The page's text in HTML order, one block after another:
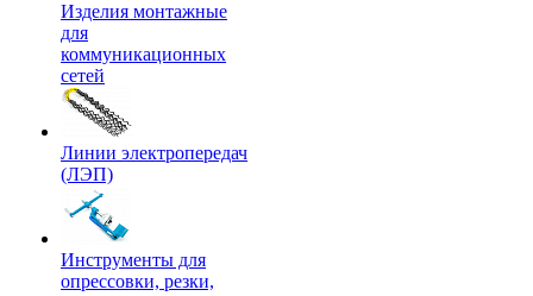
Изделия монтажные
для
коммуникационных
сетей
Линии электропередач
(ЛЭП)
Инструменты для
опрессовки, резки,